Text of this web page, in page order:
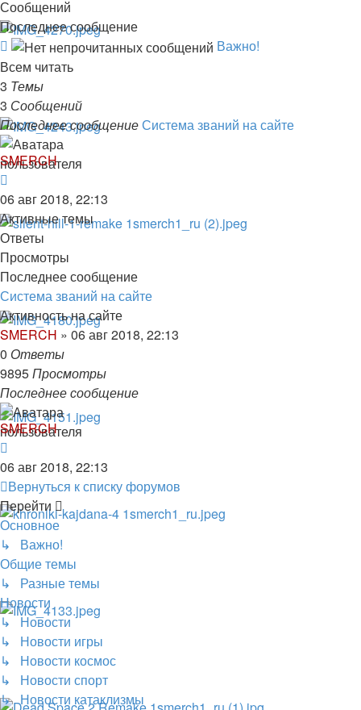
Сообщений
Последнее сообщение
Канал
-
Важно!
Важно!
Всем читать
3 Темы
3 Сообщений
Последнее сообщениеСистема званий на сайте
SMERCH
к
последнему
сообщению
06 авг 2018, 22:13
Активные темы
Ответы
Просмотры
Последнее сообщение
Система званий на сайте
Активность на сайте
SMERCH » 06 авг 2018, 22:13
0 Ответы
9895Просмотры
Последнее сообщение
SMERCH
06 авг 2018, 22:13
Вернуться к списку форумов
Перейти
Основное
↳ Важно!
Общие темы
↳ Разные темы
Новости
↳ Новости
↳ Новости игры
↳ Новости космос
↳ Новости спорт
↳ Новости катаклизмы